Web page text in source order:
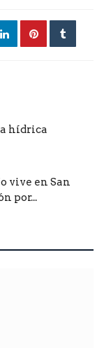
hídrica
vive en San
por...